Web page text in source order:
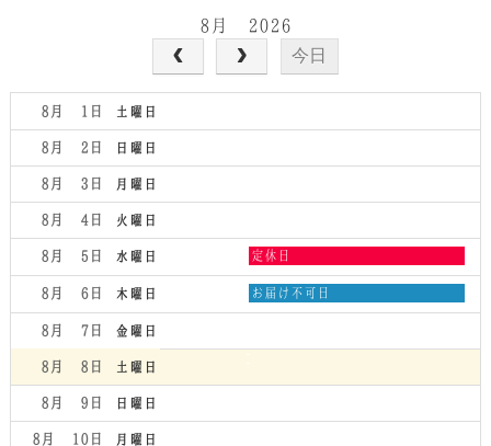
8月 2026
今日
土曜日
8月 1
日曜日
8月 2
月曜日
8月 3
火曜日
8月 4
水曜日
8月 5
水
日,
8
2026
定休日
木曜日
8月 6
木
お届け不可日
金曜日
8月 7
土曜日
8月 8
日曜日
8月 9
月曜日
8月 10